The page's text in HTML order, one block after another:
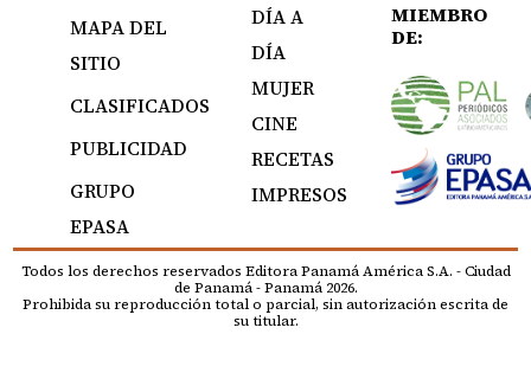
MAPA DEL
SITIO
CLASIFICADOS
PUBLICIDAD
GRUPO
EPASA
DÍA A
DÍA
MUJER
CINE
RECETAS
IMPRESOS
MIEMBRO
DE:
Todos los derechos reservados Editora Panamá América S.A. - Ciudad
de Panamá - Panamá 2026.
Prohibida su reproducción total o parcial, sin autorización escrita de
su titular.